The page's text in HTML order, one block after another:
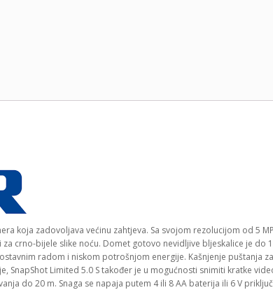
koja zadovoljava većinu zahtjeva. Sa svojom rezolucijom od 5
crno-bijele slike noću. Domet gotovo nevidljive bljeskalice je do
radom i niskom potrošnjom energije. Kašnjenje puštanja
Limited 5.0 S također je u mogućnosti snimiti kratke
do 20 m. Snaga se napaja putem 4 ili 8 AA baterija ili 6 V